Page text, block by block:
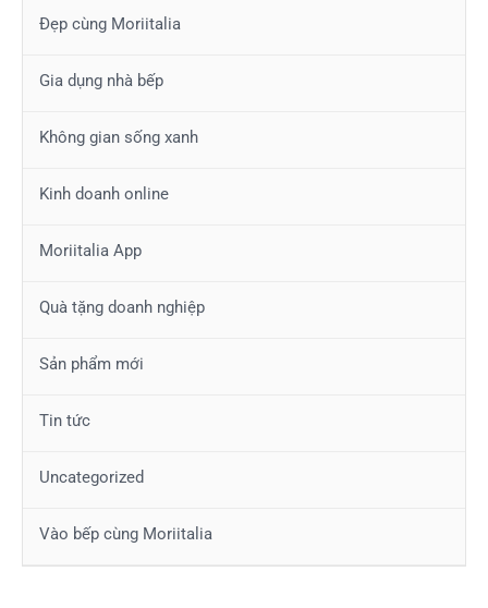
Đẹp cùng Moriitalia
Gia dụng nhà bếp
Không gian sống xanh
Kinh doanh online
Moriitalia App
Quà tặng doanh nghiệp
Sản phẩm mới
Tin tức
Uncategorized
Vào bếp cùng Moriitalia